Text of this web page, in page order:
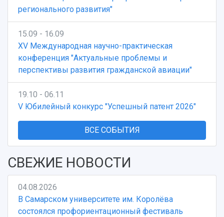
регионального развития"
15.09 - 16.09
XV Международная научно-практическая
конференция "Актуальные проблемы и
перспективы развития гражданской авиации"
19.10 - 06.11
V Юбилейный конкурс "Успешный патент 2026"
ВСЕ СОБЫТИЯ
СВЕЖИЕ НОВОСТИ
04.08.2026
В Самарском университете им. Королёва
состоялся профориентационный фестиваль